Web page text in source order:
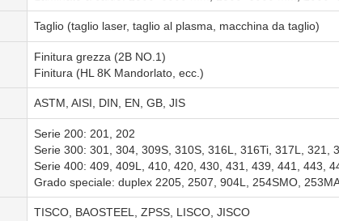
Taglio (taglio laser, taglio al plasma, macchina da taglio)
Finitura grezza (2B NO.1)
Finitura (HL 8K Mandorlato, ecc.)
ASTM, AISI, DIN, EN, GB, JIS
Serie 200: 201, 202
Serie 300: 301, 304, 309S, 310S, 316L, 316Ti, 317L, 321,
Serie 400: 409, 409L, 410, 420, 430, 431, 439, 441, 443,
Grado speciale: duplex 2205, 2507, 904L, 254SMO,
TISCO, BAOSTEEL, ZPSS, LISCO, JISCO